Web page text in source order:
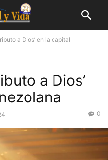
a Dios’ en la capital
a Dios’
0